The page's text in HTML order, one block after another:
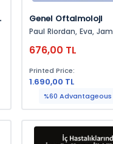
Genel Oftalmoloji
Paul Riordan, Eva, James J.
676,00 TL
Printed Price:
1.690,00 TL
%60 Advantageous